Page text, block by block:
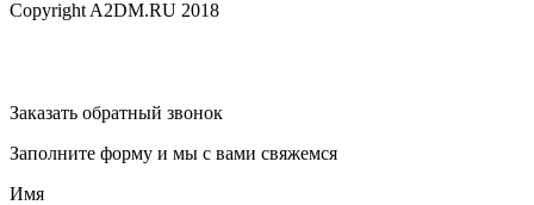
Copyright A2DM.RU 2018
Заказать обратный звонок
Заполните форму и мы с вами свяжемся
Имя